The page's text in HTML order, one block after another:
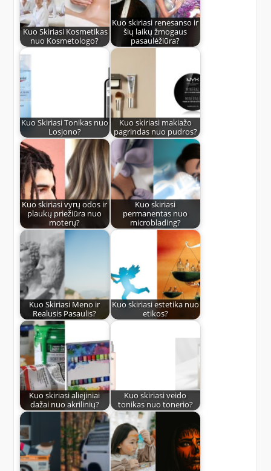
Kuo Skiriasi Kosmetikas
nuo Kosmetologo?
Kuo skiriasi renesanso ir
šių laikų žmogaus
pasaulėžiūra?
Kuo Skiriasi Tonikas nuo
Losjono?
Kuo skiriasi makiažo
pagrindas nuo pudros?
Kuo skiriasi vyrų odos ir
plaukų priežiūra nuo
moterų?
Kuo skiriasi
permanentas nuo
microblading?
Kuo Skiriasi Meno ir
Realusis Pasaulis?
Kuo skiriasi estetika nuo
etikos?
Kuo skiriasi aliejiniai
dažai nuo akrilinių?
Kuo skiriasi veido
tonikas nuo tonerio?